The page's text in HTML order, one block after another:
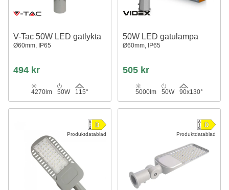
V-Tac 50W LED gatlykta
Ø60mm, IP65
494 kr
4270lm 50W 115°
50W LED gatulampa
Ø60mm, IP65
505 kr
5000lm 50W 90x130°
Produktdatablad Produktdatablad